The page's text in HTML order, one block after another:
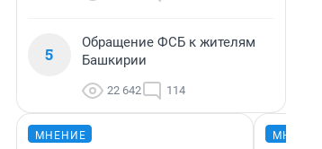
5
Обращение ФСБ к жителям
Башкирии
22 642 114
МНЕНИЕ